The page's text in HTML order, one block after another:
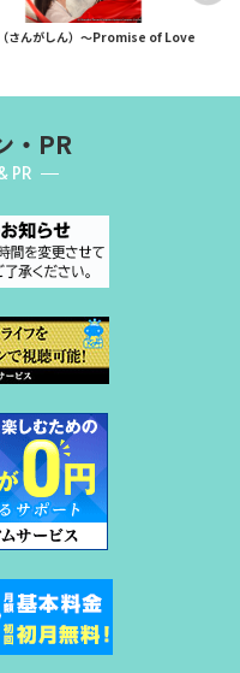
さんがしん）～Promise of Love
・PR
PR